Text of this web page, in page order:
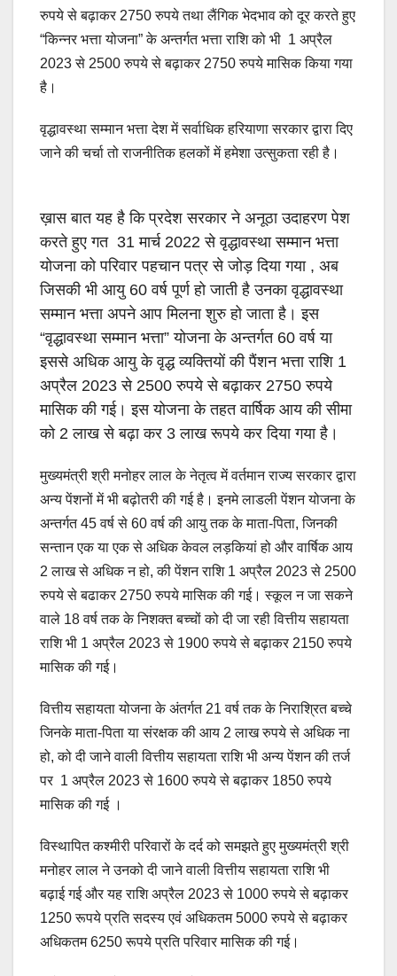
रुपये से बढ़ाकर 2750 रुपये तथा लैंगिक भेदभाव को दूर करते हुए
“किन्नर भत्ता योजना” के अन्तर्गत भत्ता राशि को भी 1 अप्रैल
2023 से 2500 रुपये से बढ़ाकर 2750 रुपये मासिक किया गया
है।
वृद्धावस्था सम्मान भत्ता देश में सर्वाधिक हरियाणा सरकार द्वारा दिए
जाने की चर्चा तो राजनीतिक हलकों में हमेशा उत्सुकता रही है।
ख़ास बात यह है कि प्रदेश सरकार ने अनूठा उदाहरण पेश
करते हुए गत 31 मार्च 2022 से वृद्धावस्था सम्मान भत्ता
योजना को परिवार पहचान पत्र से जोड़ दिया गया , अब
जिसकी भी आयु 60 वर्ष पूर्ण हो जाती है उनका वृद्धावस्था
सम्मान भत्ता अपने आप मिलना शुरु हो जाता है। इस
“वृद्धावस्था सम्मान भत्ता” योजना के अन्तर्गत 60 वर्ष या
इससे अधिक आयु के वृद्ध व्यक्तियों की पैंशन भत्ता राशि 1
अप्रैल 2023 से 2500 रुपये से बढ़ाकर 2750 रुपये
मासिक की गई। इस योजना के तहत वार्षिक आय की सीमा
को 2 लाख से बढ़ा कर 3 लाख रूपये कर दिया गया है।
मुख्यमंत्री श्री मनोहर लाल के नेतृत्व में वर्तमान राज्य सरकार द्वारा
अन्य पेंशनों में भी बढ़ोतरी की गई है। इनमे लाडली पेंशन योजना के
अन्तर्गत 45 वर्ष से 60 वर्ष की आयु तक के माता-पिता, जिनकी
सन्तान एक या एक से अधिक केवल लड़कियां हो और वार्षिक आय
2 लाख से अधिक न हो, की पेंशन राशि 1 अप्रैल 2023 से 2500
रुपये से बढाकर 2750 रुपये मासिक की गई। स्कूल न जा सकने
वाले 18 वर्ष तक के निशक्त बच्चों को दी जा रही वित्तीय सहायता
राशि भी 1 अप्रैल 2023 से 1900 रुपये से बढ़ाकर 2150 रुपये
मासिक की गई।
वित्तीय सहायता योजना के अंतर्गत 21 वर्ष तक के निराश्रित बच्चे
जिनके माता-पिता या संरक्षक की आय 2 लाख रुपये से अधिक ना
हो, को दी जाने वाली वित्तीय सहायता राशि भी अन्य पेंशन की तर्ज
पर 1 अप्रैल 2023 से 1600 रुपये से बढ़ाकर 1850 रुपये
मासिक की गई ।
विस्थापित कश्मीरी परिवारों के दर्द को समझते हुए मुख्यमंत्री श्री
मनोहर लाल ने उनको दी जाने वाली वित्तीय सहायता राशि भी
बढ़ाई गई और यह राशि अप्रैल 2023 से 1000 रुपये से बढ़ाकर
1250 रूपये प्रति सदस्य एवं अधिकतम 5000 रुपये से बढ़ाकर
अधिकतम 6250 रूपये प्रति परिवार मासिक की गई।